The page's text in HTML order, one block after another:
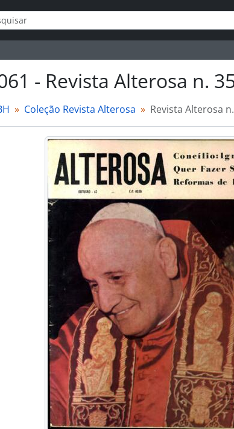
busca
- Revista Alterosa n.
Coleção Revista Alterosa Revista Alterosa